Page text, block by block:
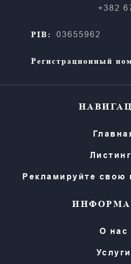
+382
PIB: 03655962
Регистрационный
Рекламируйте свою
О нас
Услуги